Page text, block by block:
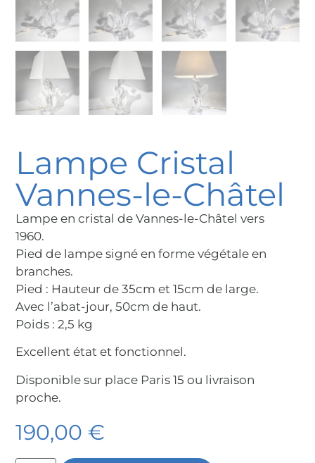
Lampe Cristal
Vannes-le-Châtel
Lampe en cristal de Vannes-le-Châtel vers
1960.
Pied de lampe signé en forme végétale en
branches.
Pied : Hauteur de 35cm et 15cm de large.
Avec l’abat-jour, 50cm de haut.
Poids : 2,5 kg
Excellent état et fonctionnel.
Disponible sur place Paris 15 ou livraison
proche.
190,00 €